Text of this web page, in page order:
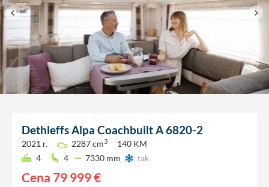
DethleffsAlpa Coachbuilt A 6820-2
2021 r. 2287 cm3
140 KM
4
4 7330 mm tak
Cena 79 999 €